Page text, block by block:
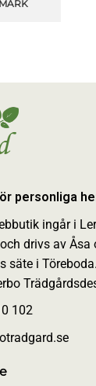
personliga
ingår i
drivs av Åsa
säte i
102